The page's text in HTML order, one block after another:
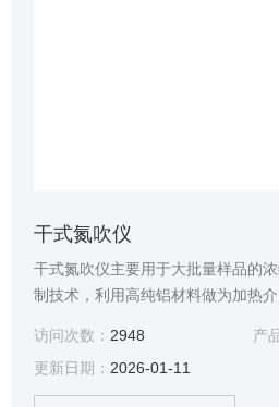
干式氮吹仪
干式氮吹仪主要用于大批量样品的
制技术，利用高纯铝材料做为加热
使样品中的溶剂快速蒸发、分离，
的，保持样品更纯净。
访问次数：2948 产
更新日期：2026-01-11